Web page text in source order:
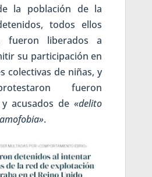
la población de la
todos ellos
fueron liberados a
su participación en
colectivas de niñas, y
fueron
y acusados de«delito
.